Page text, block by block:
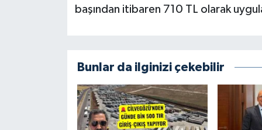
başından itibaren 710 TL olarak
Bunlar da ilginizi çekebilir